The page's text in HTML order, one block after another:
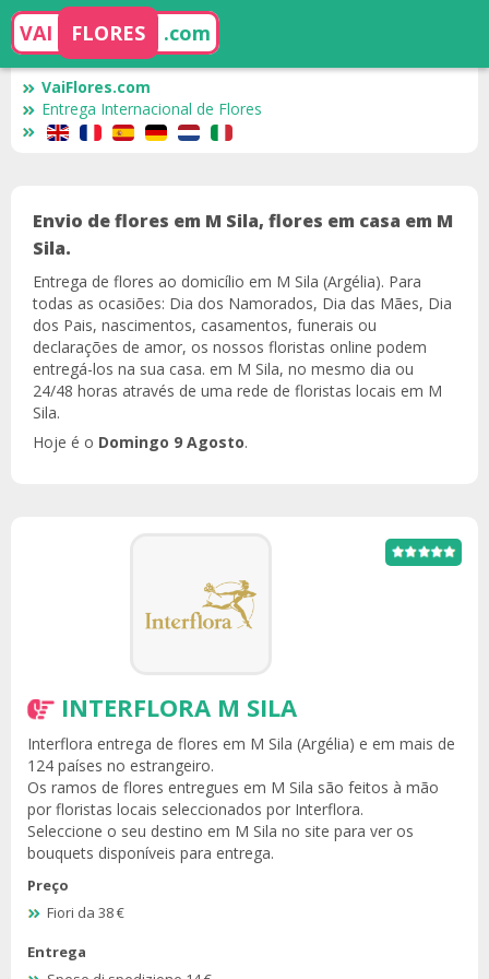
VAI FLORES .com
VaiFlores.com
Entrega Internacional de Flores
Envio de flores em M Sila, flores em casa em M
Sila.
Entrega de flores ao domicílio em M Sila (Argélia). Para
todas as ocasiões: Dia dos Namorados, Dia das Mães, Dia
dos Pais, nascimentos, casamentos, funerais ou
declarações de amor, os nossos floristas online podem
entregá-los na sua casa. em M Sila, no mesmo dia ou
24/48 horas através de uma rede de floristas locais em M
Sila.
Hoje é o Domingo 9 Agosto.
INTERFLORA M SILA
Interflora entrega de flores em M Sila (Argélia) e em mais de
124 países no estrangeiro.
Os ramos de flores entregues em M Sila são feitos à mão
por floristas locais seleccionados por Interflora.
Seleccione o seu destino em M Sila no site para ver os
bouquets disponíveis para entrega.
Preço
Fiori da 38 €
Entrega